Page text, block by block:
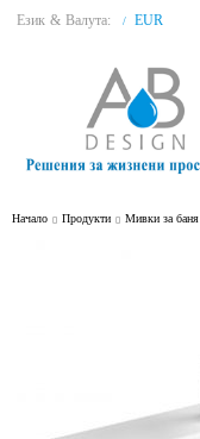
Език & Валута: / EUR
Начало Продукти Мивки за баня